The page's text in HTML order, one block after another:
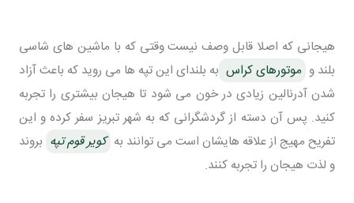
هیجانی که اصلا قابل وصف نیست وقتی که با ماشین های شاسی
بلند و موتورهای کراس به بلندای این تپه ها می روید که باعث آزاد
شدن آدرنالین زیادی در خون می شود تا هیجان بیشتری را تجربه
کنید. پس آن دسته از گردشگرانی که به شهر تبریز سفر کرده و این
تفریح مهیج از علاقه هایشان است می توانند به کویر قوم تپه بروند
و لذت هیجان را تجربه کنند.